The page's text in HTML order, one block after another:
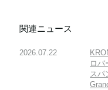
関連ニュース
2026.07.22
ロバ
スパ